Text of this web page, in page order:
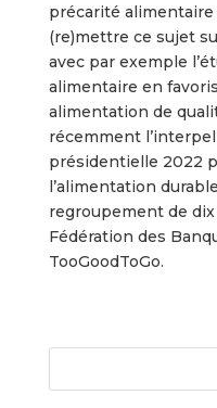
précarité
(re)mettre ce sujet
avec par exemple
alimentaire en
alimentation de
récemment
présidentielle 2022
l’alimentation
regroupement de
Fédération des
TooGoodToGo.